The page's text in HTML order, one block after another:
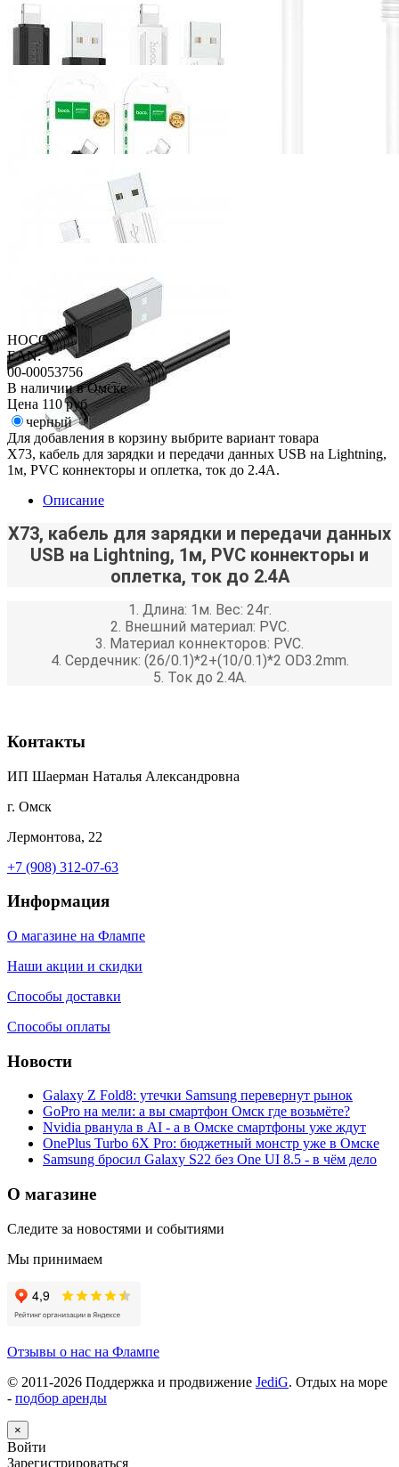
HOCO
EAN:
00-00053756
В наличии в Омске
Цена 110 руб
черный
Для добавления в корзину выбрите вариант товара
X73, кабель для зарядки и передачи данных USB на Lightning,
1м, PVC коннекторы и оплетка, ток до 2.4A.
Описание
X73, кабель для зарядки и передачи данных
USB на Lightning, 1м, PVC коннекторы и
оплетка, ток до 2.4A
1. Длина: 1м. Вес: 24г.
2. Внешний материал: PVC.
3. Материал коннекторов: PVC.
4. Сердечник: (26/0.1)*2+(10/0.1)*2 OD3.2mm.
5. Ток до 2.4A.
Контакты
ИП Шаерман Наталья Александровна
г. Омск
Лермонтова, 22
+7 (908) 312-07-63
Информация
О магазине на Флампе
Наши акции и скидки
Способы доставки
Способы оплаты
Новости
Galaxy Z Fold8: утечки Samsung перевернут рынок
GoPro на мели: а вы смартфон Омск где возьмёте?
Nvidia рванула в AI - а в Омске смартфоны уже ждут
OnePlus Turbo 6X Pro: бюджетный монстр уже в Омске
Samsung бросил Galaxy S22 без One UI 8.5 - в чём дело
О магазине
Следите за новостями и событиями
Мы принимаем
Отзывы о нас на Флампе
© 2011-2026 Поддержка и продвижение JediG. Отдых на море
- подбор аренды
×
Войти
Зарегистрироваться